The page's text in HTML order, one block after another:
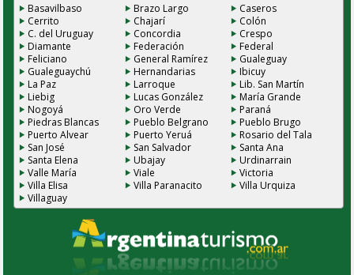
Basavilbaso Brazo Largo
Caseros
Cerrito
Chajarí
Colón
C. del Uruguay
Concordia
Crespo
Diamante
Federación
Federal
Feliciano
General Ramírez
Gualeguay
Gualeguaychú
Hernandarias
Ibicuy
La Paz
Larroque
Lib. San Martín
Liebig
Lucas González
María Grande
Nogoyá
Oro Verde
Paraná
Piedras Blancas
Pueblo Belgrano
Pueblo Brugo
Puerto Alvear
Puerto Yeruá
Rosario del Tala
San José
San Salvador
Santa Ana
Santa Elena
Ubajay
Urdinarrain
Valle María
Viale
Victoria
Villa Elisa
Villa Paranacito
Villa Urquiza
Villaguay